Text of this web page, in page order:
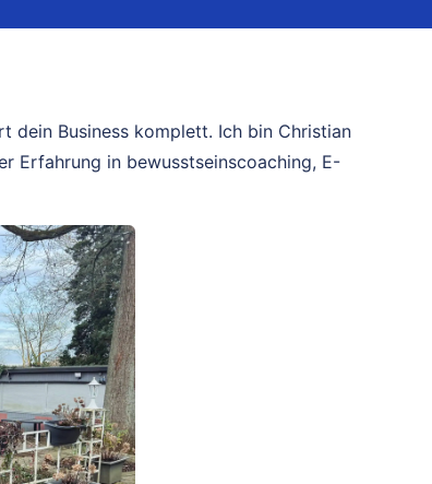
dein Business komplett. Ich bin Christian
Erfahrung in bewusstseinscoaching, E-